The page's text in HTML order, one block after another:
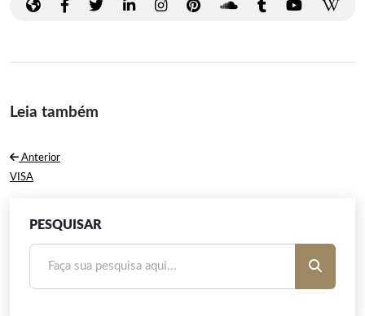
Leia também
Navegação
de
Anterior
Post
VISA
PESQUISAR